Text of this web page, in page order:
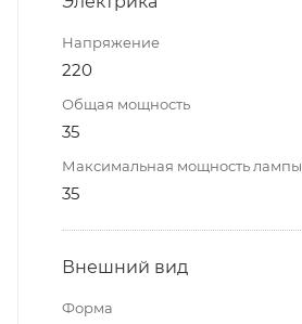
Напряжение
220
Общая мощность
35
Максимальная мощность лампы
35
Внешний вид
Форма